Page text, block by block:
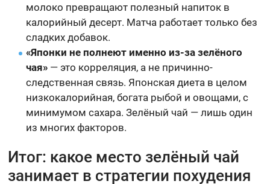
молоко превращают полезный напиток в
калорийный десерт. Матча работает только без
сладких добавок.
«Японки не полнеют именно из-за зелёного
чая» — это корреляция, а не причинно-
следственная связь. Японская диета в целом
низкокалорийная, богата рыбой и овощами, с
минимумом сахара. Зелёный чай — лишь один
из многих факторов.
Итог: какое место зелёный чай
занимает в стратегии похудения